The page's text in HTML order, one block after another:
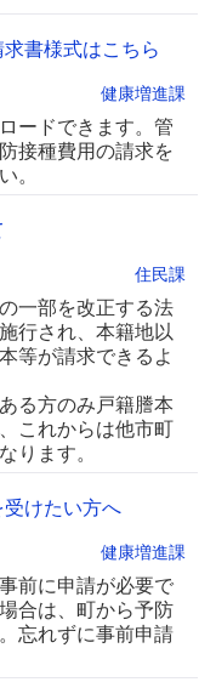
求書様式はこちら
健康増進課
ードできます。管
接種費用の請求を
。
住民課
一部を改正する法
行され、本籍地以
等が請求できるよ
る方のみ戸籍謄本
これからは他市町
ります。
受けたい方へ
健康増進課
前に申請が必要で
合は、町から予防
忘れずに事前申請